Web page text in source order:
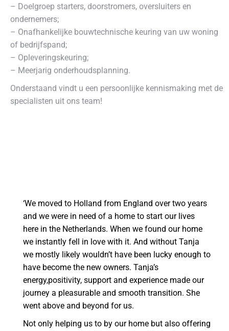
– Doelgroep starters, doorstromers, oversluiters en
ondernemers;
– Onafhankelijke bouwtechnische keuring van uw woning
of bedrijfspand;
– Opleveringskeuring;
– Meerjarig onderhoudsplanning.
Onderstaand vindt u een persoonlijke kennismaking met de
specialisten uit ons team!
‘We moved to Holland from England over two years
and we were in need of a home to start our lives
here in the Netherlands. When we found our home
we instantly fell in love with it. And without Tanja
we mostly likely wouldn’t have been lucky enough to
have become the new owners. Tanja’s
energy,positivity, support and experience made our
journey a pleasurable and smooth transition. She
went above and beyond for us.
Not only helping us to by our home but also offering